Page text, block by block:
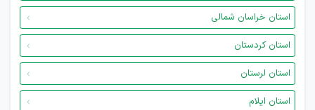
استان خراسان شمالی
استان کردستان
استان لرستان
استان ایلام